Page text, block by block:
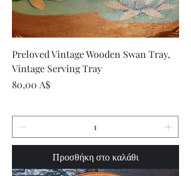
Preloved Vintage Wooden Swan Tray,
Vintage Serving Tray
Τιμή
80,00 A$
Προσθήκη στο καλάθι